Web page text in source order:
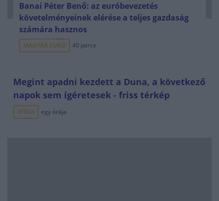
Banai Péter Benő: az euróbevezetés
követelményeinek elérése a teljes gazdaság
számára hasznos
MAGYAR EURÓ 40 perce
Megint apadni kezdett a Duna, a következő
napok sem ígéretesek - friss térkép
HÍREK egy órája